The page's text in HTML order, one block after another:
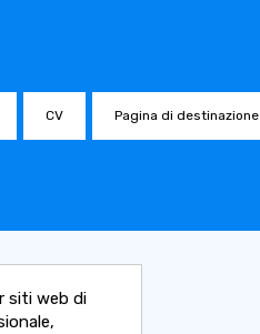
CV Pagina di destinazione
siti web di